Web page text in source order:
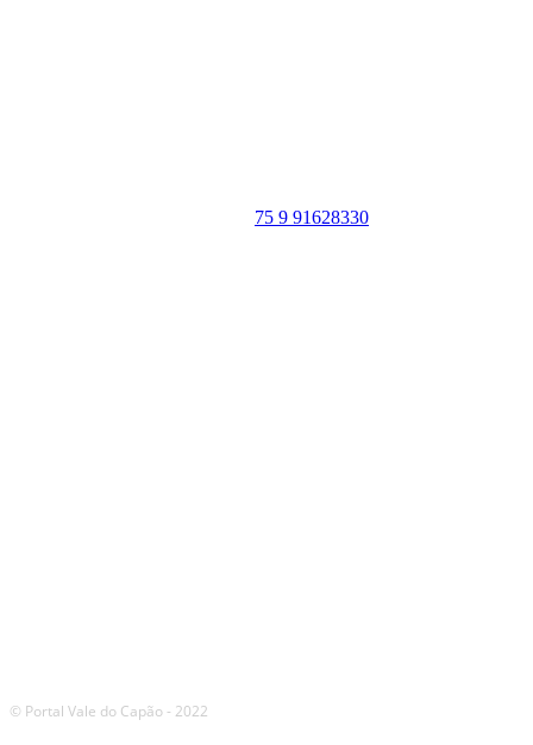
75 9 91628330
© Portal Vale do Capão - 2022